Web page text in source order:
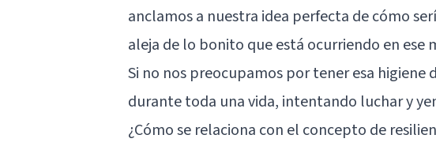
anclamos a nuestra idea perfecta de cómo
aleja de lo bonito que está ocurriendo en ese
Si no nos preocupamos por tener esa higiene
durante toda una vida, intentando luchar y
¿Cómo se relaciona con el concepto de